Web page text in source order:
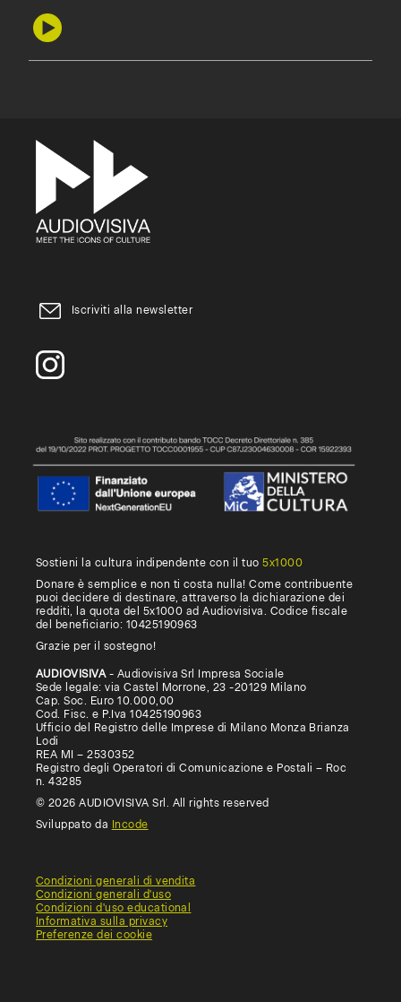
Iscriviti alla newsletter
Sostieni la cultura indipendente con il tuo5x1000
Donare è semplice e non ti costa nulla! Come contribuente
puoi decidere di destinare, attraverso la dichiarazione dei
redditi, la quota del 5x1000 ad Audiovisiva. Codice fiscale
del beneficiario: 10425190963
Grazie per il sostegno!
AUDIOVISIVA- Audiovisiva Srl Impresa Sociale
Sede legale: via Castel Morrone, 23 -20129 Milano
Cap. Soc. Euro 10.000,00
Cod. Fisc. e P.Iva 10425190963
Ufficio del Registro delle Imprese di Milano Monza Brianza
Lodi
REA MI – 2530352
Registro degli Operatori di Comunicazione e Postali – Roc
n. 43285
© 2026 AUDIOVISIVA Srl. All rights reserved
Sviluppato da Incode
Condizioni generali di vendita
Condizioni generali d'uso
Condizioni d'uso educational
Informativa sulla privacy
Preferenze dei cookie